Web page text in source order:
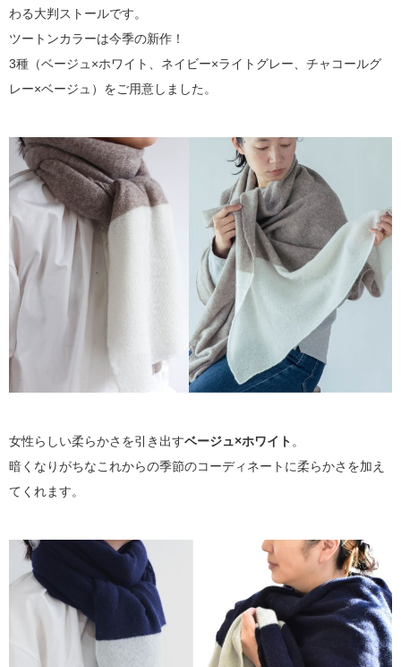
わる大判ストールです。
ツートンカラーは今季の新作！
3種（ベージュ×ホワイト、ネイビー×ライトグレー、チャコールグ
レー×ベージュ）をご用意しました。
女性らしい柔らかさを引き出すベージュ×ホワイト。
暗くなりがちなこれからの季節のコーディネートに柔らかさを加え
てくれます。